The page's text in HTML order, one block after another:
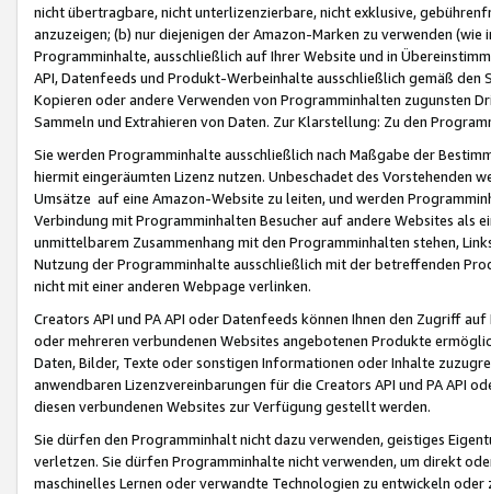
nicht übertragbare, nicht unterlizenzierbare, nicht exklusive,
anzuzeigen; (b) nur diejenigen der Amazon-Marken zu verwenden
Programminhalte, ausschließlich auf Ihrer Website und in
API, Datenfeeds und Produkt-Werbeinhalte ausschließlich gemäß
Kopieren oder andere Verwenden von Programminhalten zugunsten
Sammeln und Extrahieren von Daten. Zur Klarstellung: Zu den
Sie werden Programminhalte ausschließlich nach Maßgabe der
hiermit eingeräumten Lizenz nutzen. Unbeschadet des Vorstehenden
Umsätze auf eine Amazon-Website zu leiten, und werden
Verbindung mit Programminhalten Besucher auf andere Websites als
unmittelbarem Zusammenhang mit den Programminhalten stehen,
Nutzung der Programminhalte ausschließlich mit der betreffenden
nicht mit einer anderen Webpage verlinken.
Creators API und PA API oder Datenfeeds können Ihnen den Zugriff
oder mehreren verbundenen Websites angebotenen Produkte
Daten, Bilder, Texte oder sonstigen Informationen oder Inhalte
anwendbaren Lizenzvereinbarungen für die Creators API und PA API
diesen verbundenen Websites zur Verfügung gestellt werden.
Sie dürfen den Programminhalt nicht dazu verwenden, geistiges
verletzen. Sie dürfen Programminhalte nicht verwenden, um direkt
maschinelles Lernen oder verwandte Technologien zu entwickeln